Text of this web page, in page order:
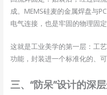
成。MEMS硅麦的金属焊盘与
电气连接，也是牢固的物理固定
这就是工业美学的第一层：工
功能，封装进一个标准化的、
三、“防呆”设计的深